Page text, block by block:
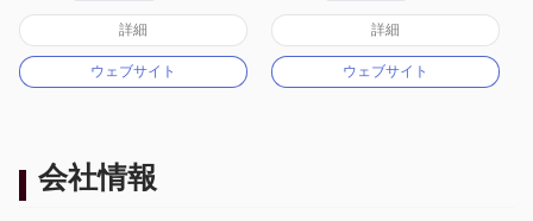
オーストラリア規制
マーケットメイキングライセンス（MM）
MT4フルライセンス
詳細
ウェブサイト
オーストラリア規制
マーケットメイキングライセンス（MM）
MT4フルライセンス
詳細
ウェブサイト
会社情報